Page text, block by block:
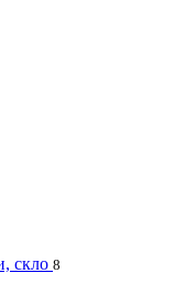
скло 8